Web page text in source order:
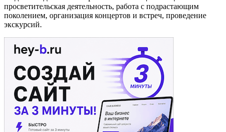
просветительская деятельность, работа с подрастающим
поколением, организация концертов и встреч, проведение
экскурсий.